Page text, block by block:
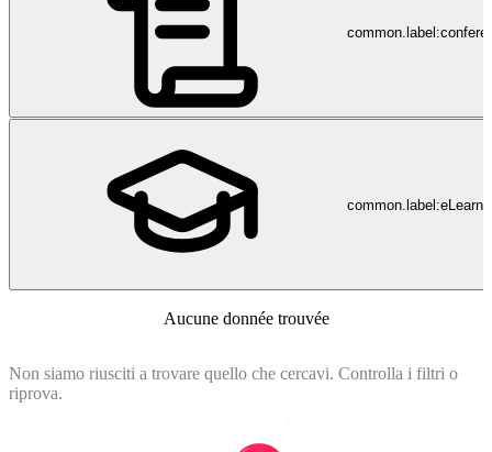
Aucune donnée trouvée
Non siamo riusciti a trovare quello che cercavi. Controlla i filtri o
riprova.